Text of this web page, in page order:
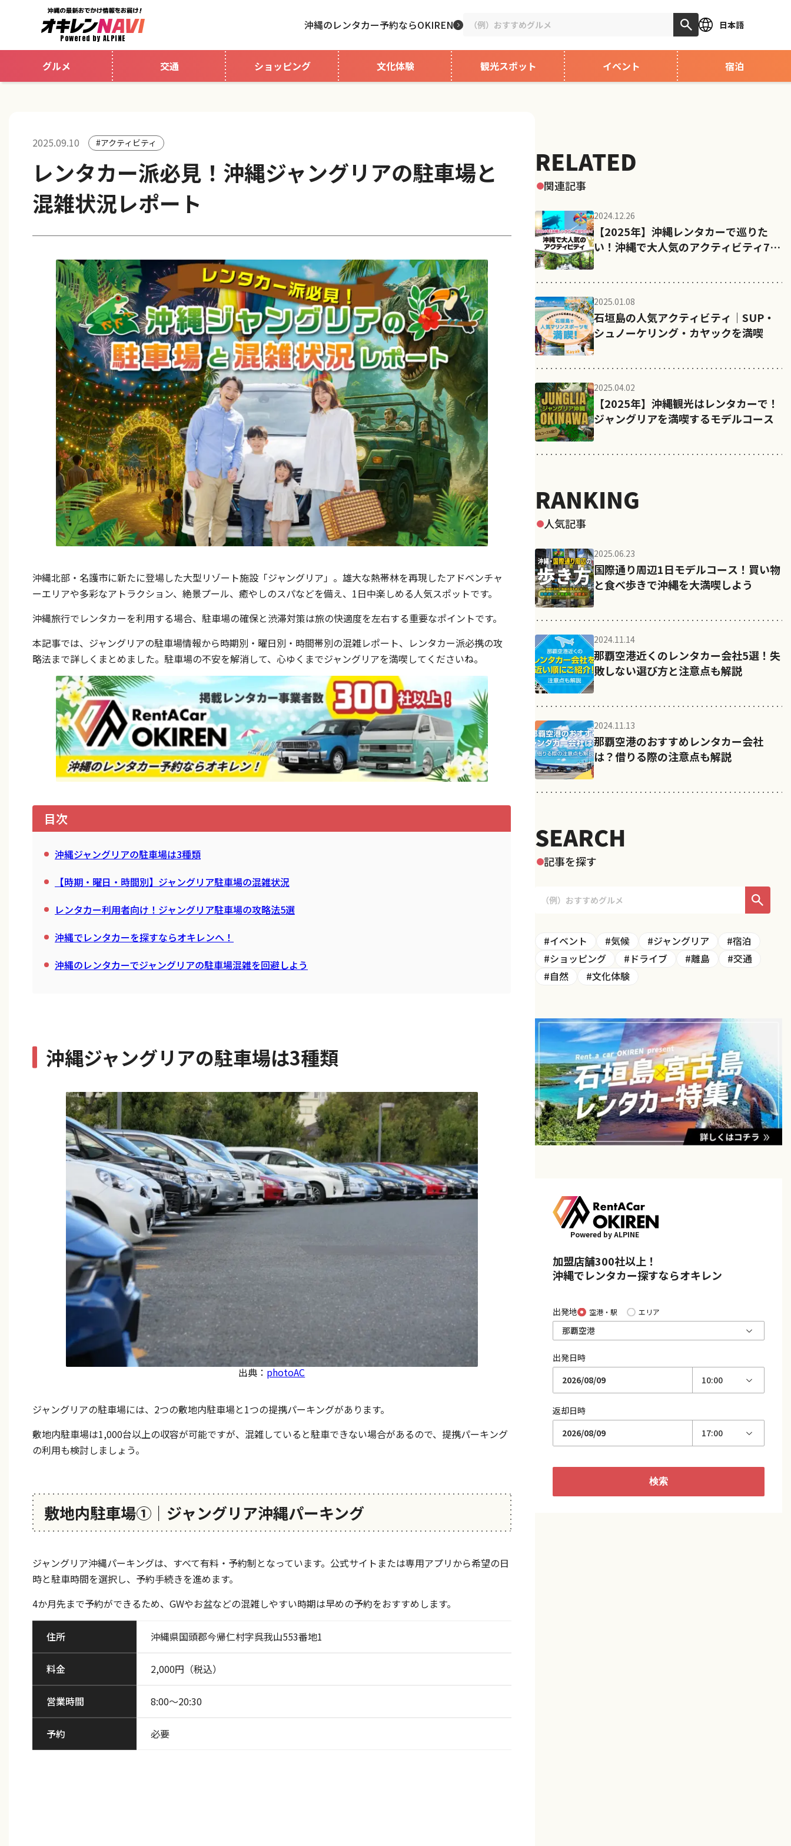
Powered by ALPINE
沖縄のレンタカー予約ならOKIREN 日本語
グルメ 交通 ショッピング 文化体験 観光スポット イベント 宿泊
2025.09.10 #アクティビティ
レンタカー派必見！沖縄ジャングリアの駐車場と
混雑状況レポート
沖縄北部・名護市に新たに登場した大型リゾート施設「ジャングリア」。雄大な熱帯林を再現したアドベンチャ
ーエリアや多彩なアトラクション、絶景プール、癒やしのスパなどを備え、1日中楽しめる人気スポットです。
沖縄旅行でレンタカーを利用する場合、駐車場の確保と渋滞対策は旅の快適度を左右する重要なポイントです。
本記事では、ジャングリアの駐車場情報から時期別・曜日別・時間帯別の混雑レポート、レンタカー派必携の攻
略法まで詳しくまとめました。駐車場の不安を解消して、心ゆくまでジャングリアを満喫してくださいね。
目次
沖縄ジャングリアの駐車場は3種類
【時期・曜日・時間別】ジャングリア駐車場の混雑状況
レンタカー利用者向け！ジャングリア駐車場の攻略法5選
沖縄でレンタカーを探すならオキレンへ！
沖縄のレンタカーでジャングリアの駐車場混雑を回避しよう
沖縄ジャングリアの駐車場は3種類
出典： photoAC
ジャングリアの駐車場には、2つの敷地内駐車場と1つの提携パーキングがあります。
敷地内駐車場は1,000台以上の収容が可能ですが、混雑していると駐車できない場合があるので、提携パーキング
の利用も検討しましょう。
敷地内駐車場①｜ジャングリア沖縄パーキング
ジャングリア沖縄パーキングは、すべて有料・予約制となっています。公式サイトまたは専用アプリから希望の日
時と駐車時間を選択し、予約手続きを進めます。
4か月先まで予約ができるため、GWやお盆などの混雑しやすい時期は早めの予約をおすすめします。
住所 沖縄県国頭郡今帰仁村字呉我山553番地1
料金 2,000円（税込）
営業時間 8:00〜20:30
予約 必要
RELATED
関連記事
2024.12.26
【2025年】沖縄レンタカーで巡りた
い！沖縄で大人気のアクティビティ7
選！
2025.01.08
石垣島の人気アクティビティ｜SUP・
シュノーケリング・カヤックを満喫
2025.04.02
【2025年】沖縄観光はレンタカーで！
ジャングリアを満喫するモデルコース
RANKING
人気記事
2025.06.23
国際通り周辺1日モデルコース！買い物
と食べ歩きで沖縄を大満喫しよう
2024.11.14
那覇空港近くのレンタカー会社5選！失
敗しない選び方と注意点も解説
2024.11.13
那覇空港のおすすめレンタカー会社
は？借りる際の注意点も解説
SEARCH
記事を探す
#イベント #気候 #ジャングリア
#宿泊
#ショッピング
#ドライブ #離島
#交通
#自然
#文化体験